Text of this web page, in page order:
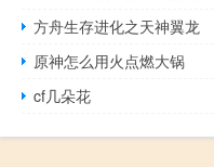
方舟生存进化之天神翼龙
原神怎么用火点燃大锅
cf几朵花